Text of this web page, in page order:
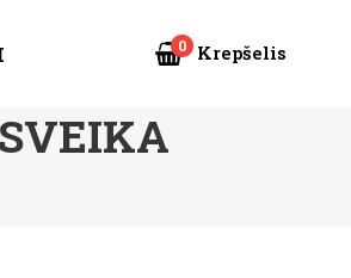
0 Krepšelis